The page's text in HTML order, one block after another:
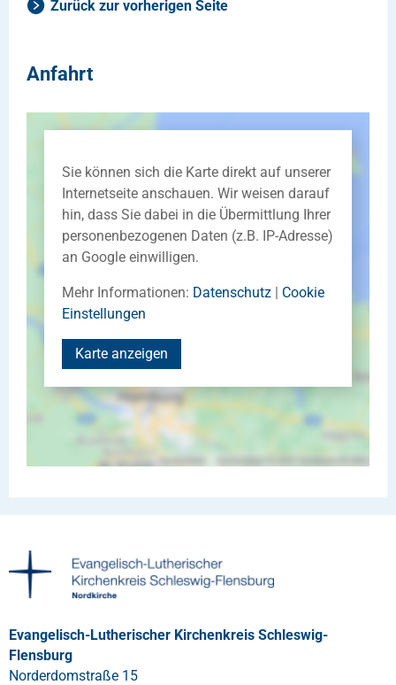
Zurück zur vorherigen Seite
Anfahrt
Sie können sich die Karte direkt auf unserer
Internetseite anschauen. Wir weisen darauf
hin, dass Sie dabei in die Übermittlung Ihrer
personenbezogenen Daten (z.B. IP-Adresse)
an Google einwilligen.
Mehr Informationen: Datenschutz | Cookie
Einstellungen
Karte anzeigen
Evangelisch-Lutherischer Kirchenkreis Schleswig-
Flensburg
Norderdomstraße 15